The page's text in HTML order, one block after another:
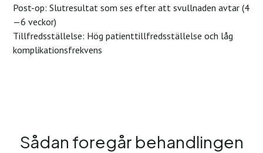
Post-op: Slutresultat som ses efter att svullnaden avtar (4
—6 veckor)
Tillfredsställelse: Hög patienttillfredsställelse och låg
komplikationsfrekvens
Sådan foregår behandlingen